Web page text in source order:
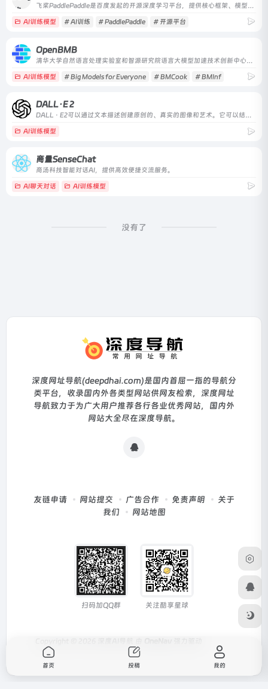
飞桨PaddlePaddle是百度发起的开源深度学习平台，提供核心框架、模型库、开发套件及服务平台，支持动态图和静态图，覆盖训练到多端推理，适合开发者、研究人员和企业使用。
AI训练模型 # AI训练 # PaddlePaddle # 开源平台
OpenBMB
清华大学自然语言处理实验室和智源研究院语言大模型加速技术创新中心共同支持发起
AI训练模型 # Big Models for Everyone # BMCook # BMInf
DALL·E 2
DALL · E2可以通过文本描述创建原创的、真实的图像和艺术。它可以结合概念、属性和风格。
AI训练模型
商量SenseChat
商汤科技智能对话AI，提供高效便捷交流服务。
AI聊天对话 AI训练模型
没有了
深度网址导航(deepdhai.com)是国内首屈一指的导航分
类平台，收录国内外各类型网站供网友检索，深度网址
导航致力于为广大用户推荐各行各业优秀网站，国内外
网站大全尽在深度导航。
友链申请 网站提交 广告合作 免责声明
关于
我们
网站地图
扫码加QQ群 关注酷享星球
首页 投稿 我的